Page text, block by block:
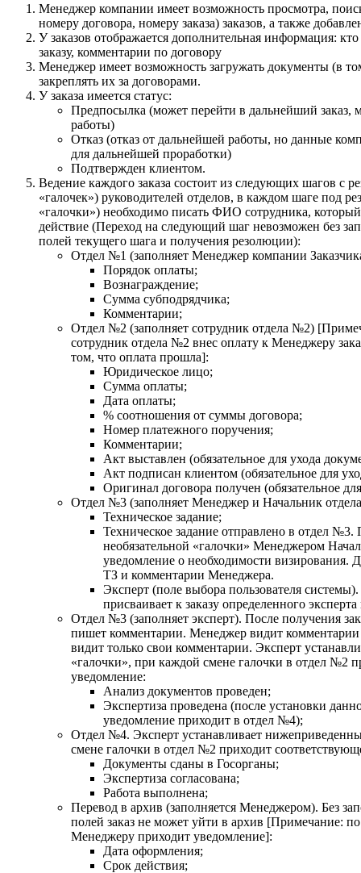
Менеджер компании имеет возможность просмотра,
номеру договора, номеру заказа) заказов, а также
У заказов отображается дополнительная информация:
заказу, комментарии по договору
Менеджер имеет возможность загружать документы (в
закреплять их за договорами.
У заказа имеется статус:
Предпосылка (может перейти в дальнейший заказ,
работы)
Отказ (отказ от дальнейшей работы, но данные
для дальнейшей проработки)
Подтвержден клиентом.
Ведение каждого заказа состоит из следующих шагов с
«галочек») руководителей отделов, в каждом шаге под
«галочки») необходимо писать ФИО сотрудника,
действие (Переход на следующий шаг невозможен без
полей текущего шага и получения резолюции):
Отдел №1 (заполняет Менеджер компании
Порядок оплаты;
Вознаграждение;
Сумма субподрядчика;
Комментарии;
Отдел №2 (заполняет сотрудник отдела №2)
сотрудник отдела №2 внес оплату к Менеджеру
том, что оплата прошла]:
Юридическое лицо;
Сумма оплаты;
Дата оплаты;
% соотношения от суммы договора;
Номер платежного поручения;
Комментарии;
Акт выставлен (обязательное для ухода
Акт подписан клиентом (обязательное для
Оригинал договора получен (обязательное
Отдел №3 (заполняет Менеджер и Начальник
Техническое задание;
Техническое задание отправлено в отдел
необязательной «галочки» Менеджером
уведомление о необходимости визирования.
ТЗ и комментарии Менеджера.
Эксперт (поле выбора пользователя
присваивает к заказу определенного эксперта
Отдел №3 (заполняет эксперт). После получения
пишет комментарии. Менеджер видит комментарии
видит только свои комментарии. Эксперт
«галочки», при каждой смене галочки в отдел №2
уведомление:
Анализ документов проведен;
Экспертиза проведена (после установки
уведомление приходит в отдел №4);
Отдел №4. Эксперт устанавливает
смене галочки в отдел №2 приходит
Документы сданы в Госорганы;
Экспертиза согласована;
Работа выполнена;
Перевод в архив (заполняется Менеджером). Без
полей заказ не может уйти в архив [Примечание:
Менеджеру приходит уведомление]:
Дата оформления;
Срок действия;